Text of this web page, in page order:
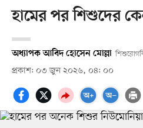
হামের পর শিশুদের
অধ্যাপক আবিদ হোসেন মোল্লা
প্রকাশ: ০৩ জুন ২০২৬, ০৪: ০০